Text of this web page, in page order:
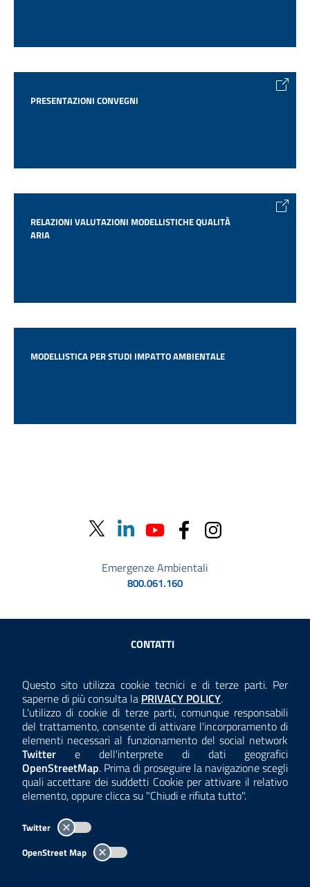
Questo sito utilizza cookie tecnici e di terze parti. Per
saperne di più consulta la Consulta la
PRIVACY POLICY.
L'utilizzo di cookie di terze parti, comunque responsabili
del trattamento, consente di attivare l'incorporamento di
elementi necessari al funzionamento del social network
Twitter e dell'interprete di dati geografici
OpenStreetMap. Prima di proseguire la navigazione scegli
quali accettare dei suddetti Cookie per attivare il relativo
elemento, oppure clicca su "Chiudi e rifiuta tutto".
Twitter
OpenStreet Map
PRESENTAZIONI CONVEGNI
RELAZIONI VALUTAZIONI MODELLISTICHE QUALITÀ
ARIA
MODELLISTICA PER STUDI IMPATTO AMBIENTALE
Emergenze Ambientali
800.061.160
Sezione Link Utili
CONTATTI
ANTICORRUZIONE
ACCESSIBILITÀ
COOKIE E PRIVACY
TEMI A-Z